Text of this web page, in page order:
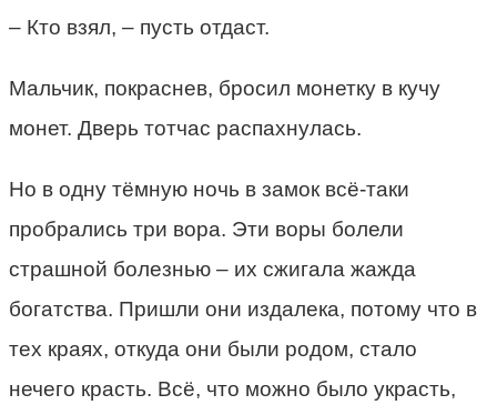
– Кто взял, – пусть отдаст.
Мальчик, покраснев, бросил монетку в кучу
монет. Дверь тотчас распахнулась.
Но в одну тёмную ночь в замок всё-таки
пробрались три вора. Эти воры болели
страшной болезнью – их сжигала жажда
богатства. Пришли они издалека, потому что в
тех краях, откуда они были родом, стало
нечего красть. Всё, что можно было украсть,